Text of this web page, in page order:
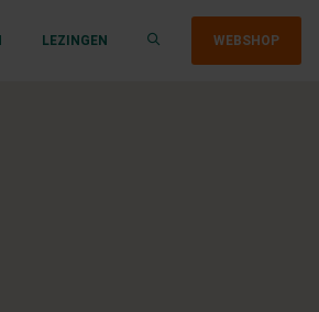
LEZINGEN WEBSHOP